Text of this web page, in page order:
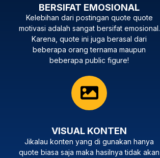
BERSIFAT EMOSIONAL
Kelebihan dari postingan quote quote
motivasi adalah sangat bersifat emosional.
Karena, quote ini juga berasal dari
beberapa orang ternama maupun
beberapa public figure!
VISUAL KONTEN
Jikalau konten yang di gunakan hanya
quote biasa saja maka hasilnya tidak akan